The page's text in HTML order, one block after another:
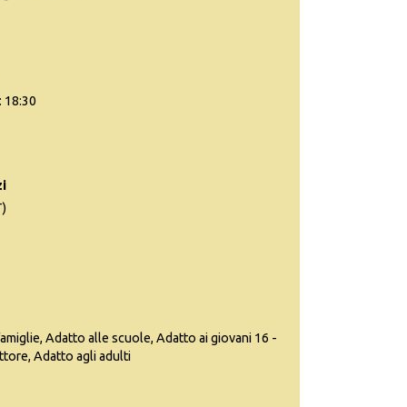
18:30
Adatto alle scuole, Adatto ai giovani 16 -
Adatto agli adulti